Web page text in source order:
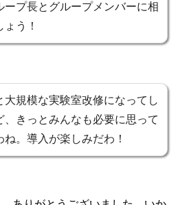
ープ長とグループメンバーに相
う！
大規模な実験室改修になってし
、きっとみんなも必要に思って
ね。導入が楽しみだわ！